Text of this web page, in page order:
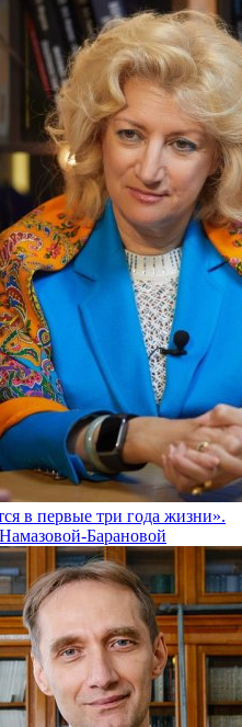
в первые три года жизни».
Барановой